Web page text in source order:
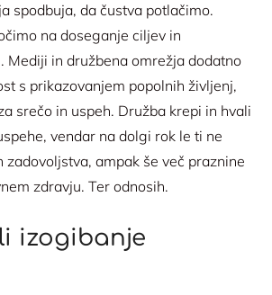
spodbuja, da čustva potlačimo.
na doseganje ciljev in
Mediji in družbena omrežja dodatno
s prikazovanjem popolnih življenj,
srečo in uspeh. Družba krepi in hvali
vendar na dolgi rok le ti ne
zadovoljstva, ampak še več praznine
zdravju. Ter odnosih.
izogibanje